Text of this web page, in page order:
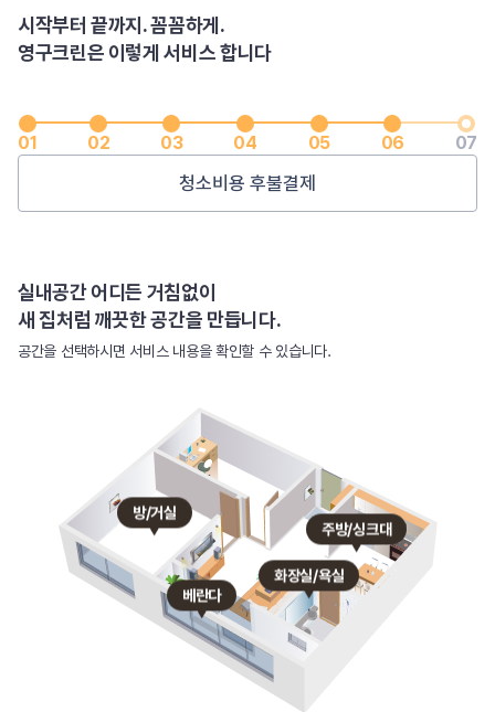
시작부터 끝까지. 꼼꼼하게.
영구크린은 이렇게 서비스 합니다
01 02 03 04 05 06 07
서비스 후 해피콜
실내공간 어디든 거침없이
새 집처럼 깨끗한 공간을 만듭니다.
공간을 선택하시면 서비스 내용을 확인할 수 있습니다.
방/거실
주방/싱크대
화장실/욕실
베란다